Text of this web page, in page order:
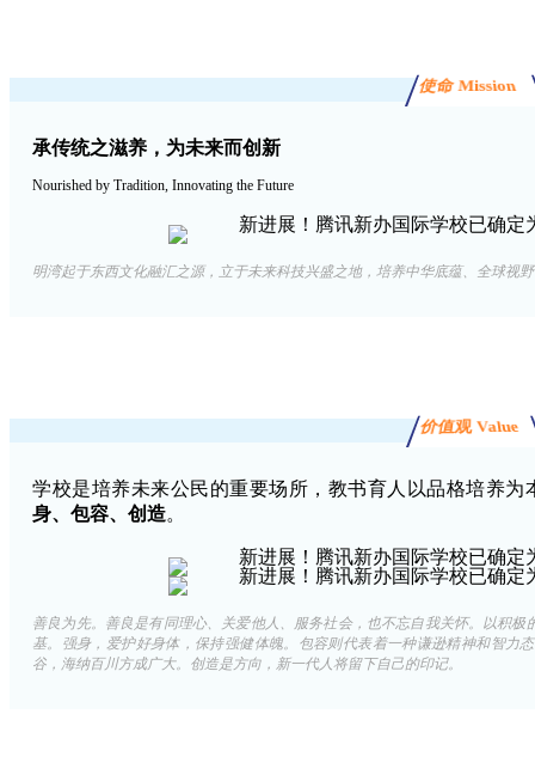
使命 Mission
承传统之滋养，为未来而创新
Nourished by Tradition, Innovating the Future
明湾起于东西文化融汇之源，立于未来科技兴盛之地，培养中华底蕴、全球视
价值观 Value
学校是培养未来公民的重要场所，教书育人以品格培养
身、包容、创造。
善良为先。善良是有同理心、关爱他人、服务社会，也不忘自我关怀。以积
基。强身，爱护好身体，保持强健体魄。包容则代表着一种谦逊精神和智力
谷，海纳百川方成广大。创造是方向，新一代人将留下自己的印记。